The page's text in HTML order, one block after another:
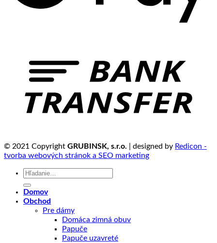
© 2021 Copyright GRUBINSK, s.r.o. | designed by Redicon -
tvorba webových stránok a SEO marketing
Hľadať:
Domov
Obchod
Pre dámy
Domáca zimná obuv
Papuče
Papuče uzavreté